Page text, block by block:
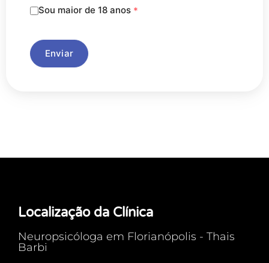
Sou maior de 18 anos *
Enviar
Localização da Clínica
Neuropsicóloga em Florianópolis - Thais
Barbi